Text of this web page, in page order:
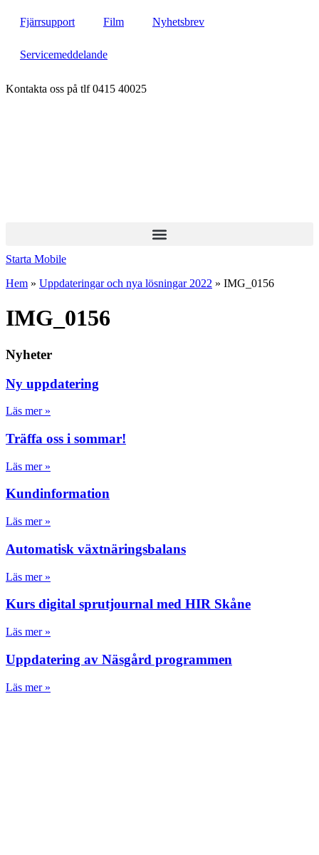
Fjärrsupport Film Nyhetsbrev
Servicemeddelande
Kontakta oss på tlf 0415 40025
Starta Mobile
Hem » Uppdateringar och nya lösningar 2022 » IMG_0156
IMG_0156
Nyheter
Ny uppdatering
Läs mer »
Träffa oss i sommar!
Läs mer »
Kundinformation
Läs mer »
Automatisk växtnäringsbalans
Läs mer »
Kurs digital sprutjournal med HIR Skåne
Läs mer »
Uppdatering av Näsgård programmen
Läs mer »